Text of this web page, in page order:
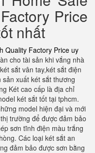
Price
nhất
Quality Factory Price uy
cho tài sản khi vắng nhà
sắt vân tay,két sắt điện
xuất két sắt thương
Két cao cấp là địa chỉ
két sắt tốt tại tphcm.
model hiện đại và mới
trường để được đảm bảo
sơn tĩnh điện màu trắng
Các loại két sắt an
đảm bảo được sơn bằng